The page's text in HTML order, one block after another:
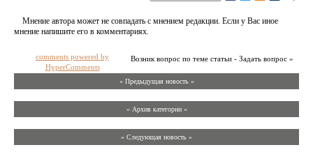
Мнение автора может не совпадать с мнением редакции. Если у Вас иное
мнение напишите его в комментариях.
Возник вопрос по теме статьи - Задать вопрос »
comments powered by
HyperComments
« Предыдущая новость «
» Архив категории «
» Следующая новость »